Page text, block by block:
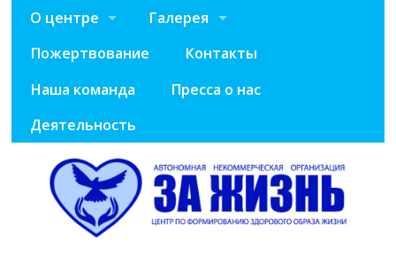
О центре
Галерея
Пожертвование
Контакты
Наша команда
Пресса о нас
Деятельность